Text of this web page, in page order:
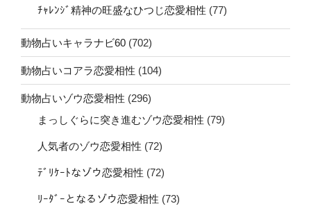
ﾁｬﾚﾝｼﾞ精神の旺盛なひつじ恋愛相性 (77)
動物占いキャラナビ60 (702)
動物占いコアラ恋愛相性 (104)
動物占いゾウ恋愛相性 (296)
まっしぐらに突き進むゾウ恋愛相性 (79)
人気者のゾウ恋愛相性 (72)
ﾃﾞﾘｹｰﾄなゾウ恋愛相性 (72)
ﾘｰﾀﾞｰとなるゾウ恋愛相性 (73)